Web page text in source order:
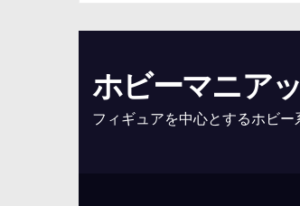
ホビーマニア
フィギュアを中心とするホビー